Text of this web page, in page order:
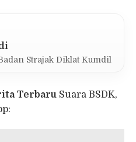
Strajak Diklat Kumdil
Terbaru Suara BSDK,